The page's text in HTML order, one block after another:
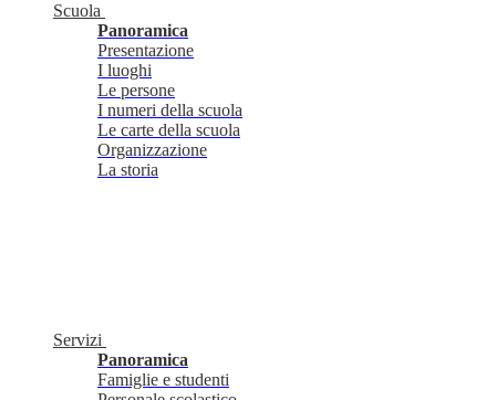
Scuola
Panoramica
Presentazione
I luoghi
Le persone
I numeri della scuola
Le carte della scuola
Organizzazione
La storia
Servizi
Panoramica
Famiglie e studenti